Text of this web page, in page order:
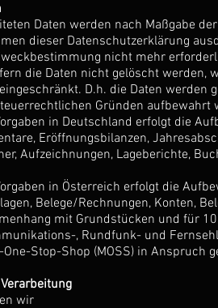
Daten werden nach Maßgabe
dieser Datenschutzerklärung
nicht mehr
die Daten nicht gelöscht
D.h. die Daten
Gründen aufbewahrt
in Deutschland erfolgt die
Eröffnungsbilanzen,
Aufzeichnungen, Lageberichte,
in Österreich erfolgt die
Belege/Rechnungen, Konten,
mit Grundstücken und für
, Rundfunk- und
Stop-Shop (MOSS) in Anspruch
wir